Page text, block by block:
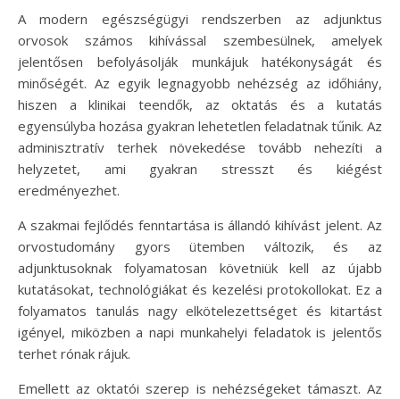
A modern egészségügyi rendszerben az adjunktus
orvosok számos kihívással szembesülnek, amelyek
jelentősen befolyásolják munkájuk hatékonyságát és
minőségét. Az egyik legnagyobb nehézség az időhiány,
hiszen a klinikai teendők, az oktatás és a kutatás
egyensúlyba hozása gyakran lehetetlen feladatnak tűnik. Az
adminisztratív terhek növekedése tovább nehezíti a
helyzetet, ami gyakran stresszt és kiégést
eredményezhet.
A szakmai fejlődés fenntartása is állandó kihívást jelent. Az
orvostudomány gyors ütemben változik, és az
adjunktusoknak folyamatosan követniük kell az újabb
kutatásokat, technológiákat és kezelési protokollokat. Ez a
folyamatos tanulás nagy elkötelezettséget és kitartást
igényel, miközben a napi munkahelyi feladatok is jelentős
terhet rónak rájuk.
Emellett az oktatói szerep is nehézségeket támaszt. Az